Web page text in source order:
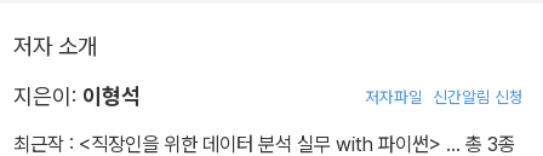
저자 소개
지은이: 이형석 저자파일 신간알림 신청
최근작 : <직장인을 위한 데이터 분석 실무 with 파이썬> … 총 3종